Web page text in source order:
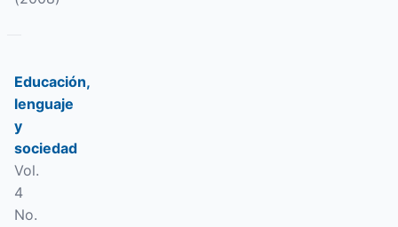
Educación,
lenguaje
y
sociedad
Vol.
4
No.